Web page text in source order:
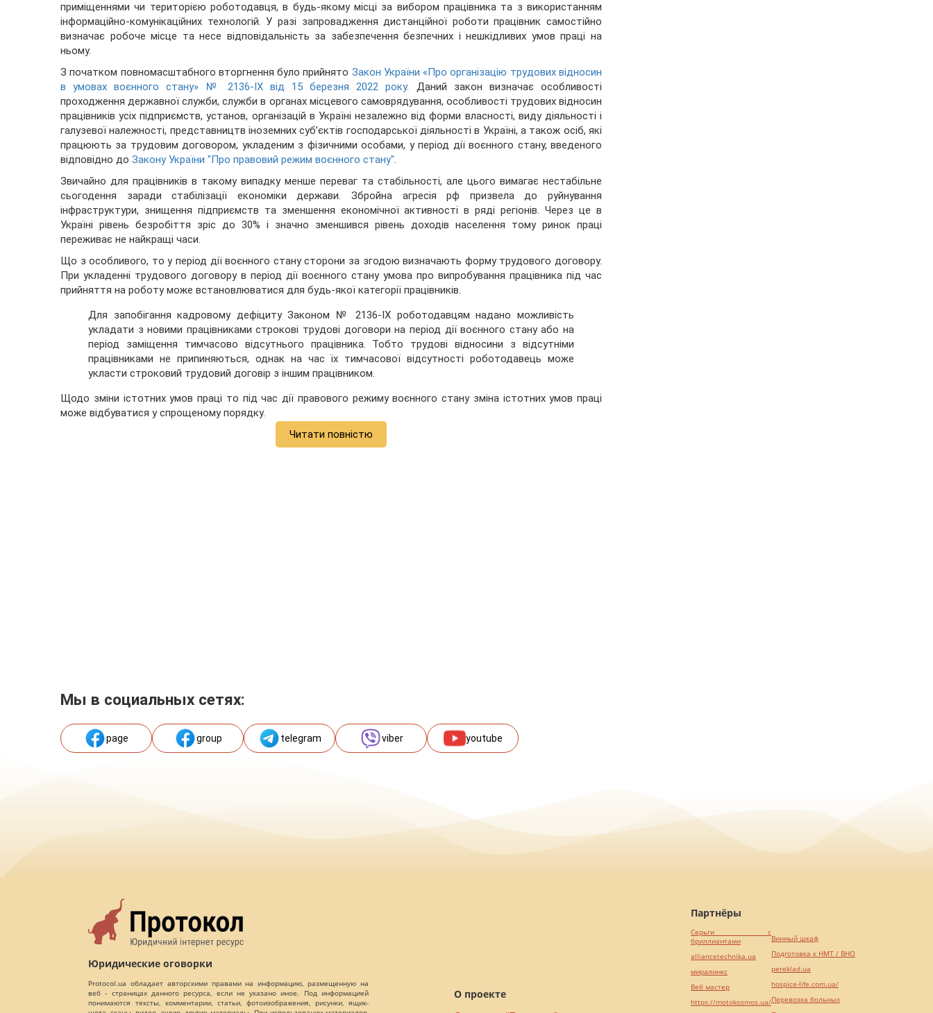
приміщеннями чи територією роботодавця, в будь-якому місці за вибором працівника та з використанням
інформаційно-комунікаційних технологій. У разі запровадження дистанційної роботи працівник самостійно
визначає робоче місце та несе відповідальність за забезпечення безпечних і нешкідливих умов праці на
ньому.
З початком повномасштабного вторгнення було прийнято Закон України «Про організацію трудових відносин
в умовах воєнного стану» № 2136-IX від 15 березня 2022 року. Даний закон визначає особливості
проходження державної служби, служби в органах місцевого самоврядування, особливості трудових відносин
працівників усіх підприємств, установ, організацій в Україні незалежно від форми власності, виду діяльності і
галузевої належності, представництв іноземних суб’єктів господарської діяльності в Україні, а також осіб, які
працюють за трудовим договором, укладеним з фізичними особами, у період дії воєнного стану, введеного
відповідно до Закону України "Про правовий режим воєнного стану".
Звичайно для працівників в такому випадку менше переваг та стабільності, але цього вимагає нестабільне
сьогодення заради стабілізації економіки держави. Збройна агресія рф призвела до руйнування
інфраструктури, знищення підприємств та зменшення економічної активності в ряді регіонів. Через це в
Україні рівень безробіття зріс до 30% і значно зменшився рівень доходів населення тому ринок праці
переживає не найкращі часи.
Що з особливого, то у період дії воєнного стану сторони за згодою визначають форму трудового договору.
При укладенні трудового договору в період дії воєнного стану умова про випробування працівника під час
прийняття на роботу може встановлюватися для будь-якої категорії працівників.
Для запобігання кадровому дефіциту Законом № 2136-IX роботодавцям надано можливість
укладати з новими працівниками строкові трудові договори на період дії воєнного стану або на
період заміщення тимчасово відсутнього працівника. Тобто трудові відносини з відсутніми
працівниками не припиняються, однак на час їх тимчасової відсутності роботодавець може
укласти строковий трудовий договір з іншим працівником.
Щодо зміни істотних умов праці то під час дії правового режиму воєнного стану зміна істотних умов праці
може відбуватися у спрощеному порядку.
Читати повністю
Мы в социальных сетях:
page group telegram viber youtube
Юридические оговорки
Protocol.ua обладает авторскими правами на информацию, размещенную на
веб - страницах данного ресурса, если не указано иное. Под информацией
понимаются тексты, комментарии, статьи, фотоизображения, рисунки, ящик-
О проекте
Партнёры
Серьги с
бриллиантами
alliancetechnika.ua
миралинкс
Веб мастер
https://motokosmos.ua/
Винный шкаф
Подготовка к НМТ / ВНО
pereklad.ua
hospice-life.com.ua/
Перевозка больных